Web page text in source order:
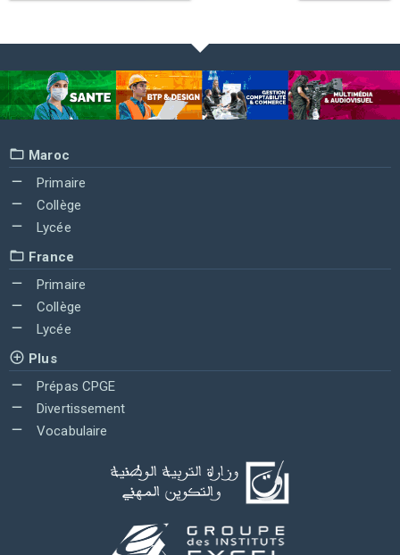
Maroc
Primaire
Collège
Lycée
France
Primaire
Collège
Lycée
Plus
Prépas CPGE
Divertissement
Vocabulaire